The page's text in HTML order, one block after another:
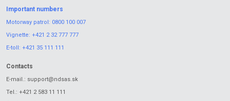
Important numbers
Motorway patrol: 0800 100 007
Vignette: +421 2 32 777 777
E-toll: +421 35 111 111
Contacts
E-mail.: support@ndsas.sk
Tel.: +421 2 583 11 111